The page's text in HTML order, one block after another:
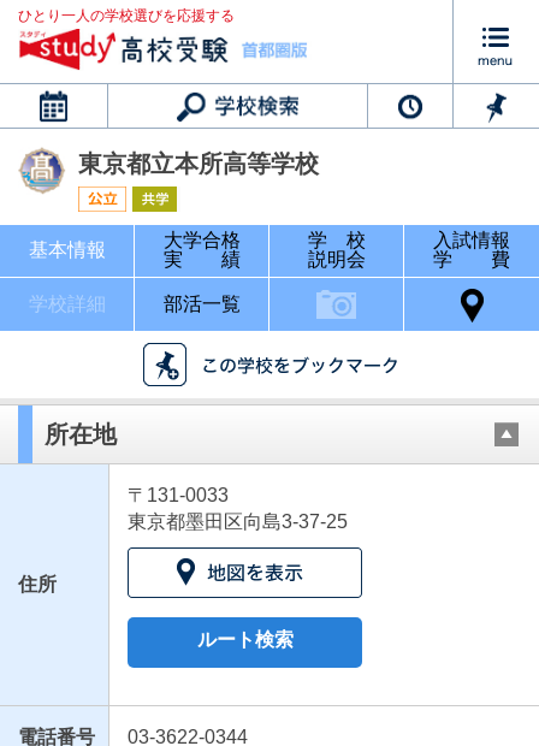
ひとり一人の学校選びを応援する
カレンダー
東京都立本所高等学校
基本情報
大学合格
実 績
学 校
説明会
入試情報
学 費
学校詳細 部活一覧
所在地
住所
〒131-0033
東京都墨田区向島3-37-25
ルート検索
電話番号 03-3622-0344